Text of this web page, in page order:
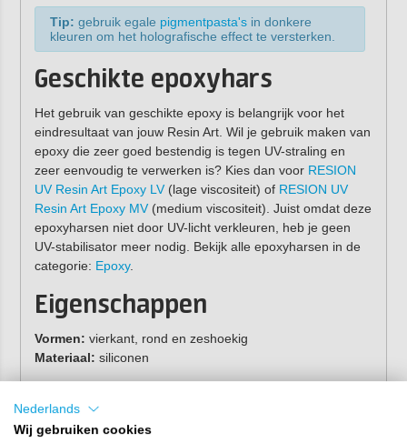
Tip: gebruik egale pigmentpasta'sin donkere
kleuren om het holografische effect te versterken.
Geschikte epoxyhars
Het gebruik van geschikte epoxy is belangrijk voor het
eindresultaat van jouw Resin Art. Wil je gebruik maken van
epoxy die zeer goed bestendig is tegen UV-straling en
zeer eenvoudig te verwerken is? Kies dan voor RESION
UV Resin Art Epoxy LV(lage viscositeit) of RESION UV
Resin Art Epoxy MV(medium viscositeit). Juist omdat deze
epoxyharsen niet door UV-licht verkleuren, heb je geen
UV-stabilisator meer nodig. Bekijk alle epoxyharsen in de
categorie: Epoxy.
Eigenschappen
Vormen: vierkant, rond en zeshoekig
Materiaal: siliconen
je glas niet van de onderzetter afglijdt!
Nederlands
Wij gebruiken cookies